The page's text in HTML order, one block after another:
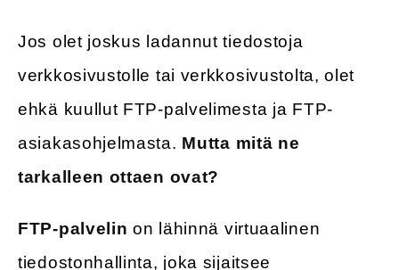
Jos olet joskus ladannut tiedostoja
verkkosivustolle tai verkkosivustolta, olet
ehkä kuullut FTP-palvelimesta ja FTP-
asiakasohjelmasta. Mutta mitä ne
tarkalleen ottaen ovat?
FTP-palvelin on lähinnä virtuaalinen
tiedostonhallinta, joka sijaitsee